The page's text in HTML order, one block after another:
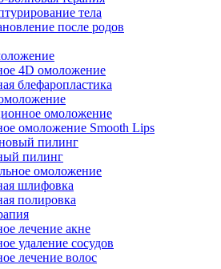
тела
после родов
4D омоложение
блефаропластика
омоложение
омоложение Smooth Lips
пилинг
пилинг
омоложение
шлифовка
полировка
лечение акне
удаление сосудов
лечение волос